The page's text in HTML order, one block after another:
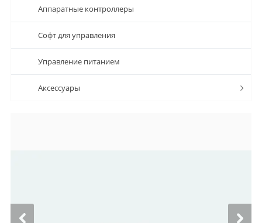
Аппаратные контроллеры
Софт для управления
Управление питанием
Аксессуары